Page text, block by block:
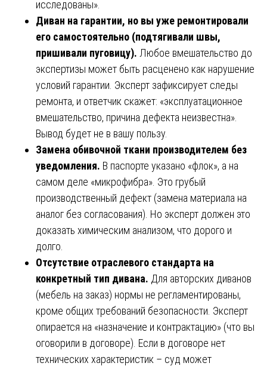
исследованы».
Диван на гарантии, но вы уже ремонтировали
его самостоятельно (подтягивали швы,
пришивали пуговицу). Любое вмешательство до
экспертизы может быть расценено как нарушение
условий гарантии. Эксперт зафиксирует следы
ремонта, и ответчик скажет: «эксплуатационное
вмешательство, причина дефекта неизвестна».
Вывод будет не в вашу пользу.
Замена обивочной ткани производителем без
уведомления. В паспорте указано «флок», а на
самом деле «микрофибра». Это грубый
производственный дефект (замена материала на
аналог без согласования). Но эксперт должен это
доказать химическим анализом, что дорого и
долго.
Отсутствие отраслевого стандарта на
конкретный тип дивана. Для авторских диванов
(мебель на заказ) нормы не регламентированы,
кроме общих требований безопасности. Эксперт
опирается на «назначение и контрактацию» (что вы
оговорили в договоре). Если в договоре нет
технических характеристик – суд может